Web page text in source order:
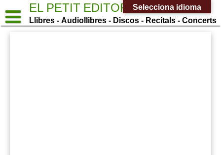
al
contenido
EL PETIT EDITOR
Llibres - Audiollibres - Discos - Recitals - Concerts
Selecciona idioma